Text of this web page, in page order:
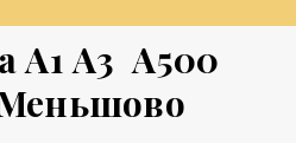
А1 А3 А500